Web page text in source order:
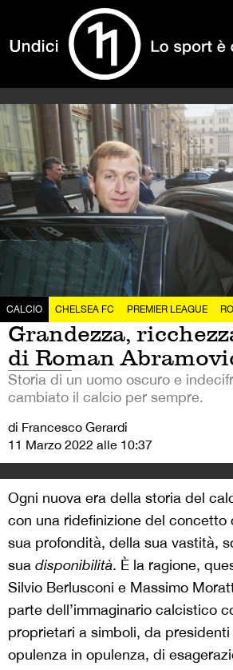
CALCIO CHELSEA FC PREMIER LEAGUE
Grandezza,
di Roman
Storia di un uomo oscuro e
cambiato il calcio per sempre.
di Francesco Gerardi
11 Marzo 2022 alle 10:37
Ogni nuova era della storia del
con una ridefinizione del concetto
sua profondità, della sua vastità,
sua disponibilità. È la ragione,
Silvio Berlusconi e Massimo
parte dell’immaginario calcistico
proprietari a simboli, da
opulenza in opulenza, di